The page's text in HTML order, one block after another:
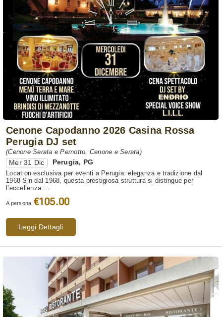
Cenone Capodanno 2026 Casina Rossa
Perugia DJ set
(Cenone Serata e Pernotto, Cenone e Serata)
Mer 31 Dic Perugia, PG
Location esclusiva per eventi a Perugia: eleganza e tradizione dal
1968 Sin dal 1968, questa prestigiosa struttura si distingue per
l’eccellenza ...
A persona €105.00
Leggi Dettagli